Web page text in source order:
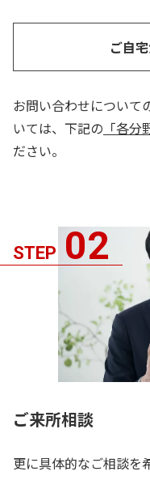
ご自
お問い合わせについて
いては、下記の 「各
ださい。
STEP 02
ご来所相談
更に具体的なご相談を